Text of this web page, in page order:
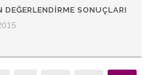
DEĞERLENDIRME SONUÇLARI